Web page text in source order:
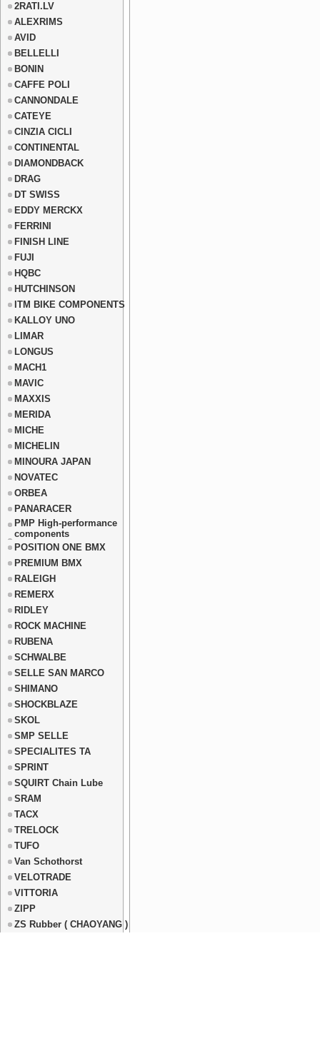
2RATI.LV
ALEXRIMS
AVID
BELLELLI
BONIN
CAFFE POLI
CANNONDALE
CATEYE
CINZIA CICLI
CONTINENTAL
DIAMONDBACK
DRAG
DT SWISS
EDDY MERCKX
FERRINI
FINISH LINE
FUJI
HQBC
HUTCHINSON
ITM BIKE COMPONENTS
KALLOY UNO
LIMAR
LONGUS
MACH1
MAVIC
MAXXIS
MERIDA
MICHE
MICHELIN
MINOURA JAPAN
NOVATEC
ORBEA
PANARACER
PMP High-performance
components
POSITION ONE BMX
PREMIUM BMX
RALEIGH
REMERX
RIDLEY
ROCK MACHINE
RUBENA
SCHWALBE
SELLE SAN MARCO
SHIMANO
SHOCKBLAZE
SKOL
SMP SELLE
SPECIALITES TA
SPRINT
SQUIRT Chain Lube
SRAM
TACX
TRELOCK
TUFO
Van Schothorst
VELOTRADE
VITTORIA
ZIPP
ZS Rubber ( CHAOYANG )